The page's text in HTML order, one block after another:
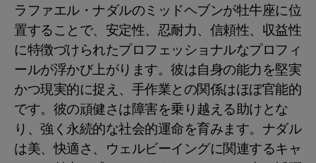
ラファエル・ナダルのミッドヘブンが牡牛座に位
置することで、安定性、忍耐力、信頼性、収益性
に特徴づけられたプロフェッショナルなプロフィ
ールが浮かび上がります。彼は自身の能力を堅実
かつ現実的に捉え、手作業との関係はほぼ官能的
です。彼の頑健さは障害を乗り越える助けとな
り、強く永続的な社会的運命を育みます。ナダル
は美、快適さ、ウェルビーイングに関連するキャ